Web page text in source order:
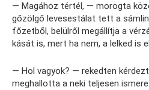
— Magához tértél, — morogta
gőzölgő levesestálat tett a
főzetből, belülről megállítja a
kását is, mert ha nem, a lelked is
— Hol vagyok? — rekedten
meghallotta a neki teljesen